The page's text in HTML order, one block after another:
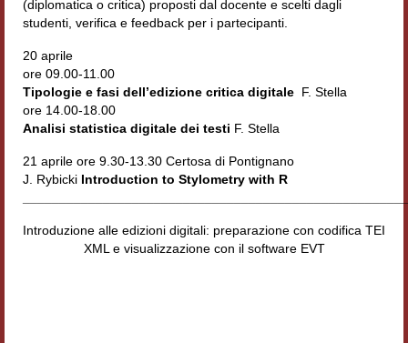
Semicerchio
Numeri
Indice 1986-2008
Sezioni bibliografiche
Poesia inglese postcoloniale
(diplomatica o critica) proposti dal docente e scelti dagli
studenti, verifica e feedback per i partecipanti.
20 aprile
ore 09.00-11.00
Tipologie e fasi dell’edizione critica digitale F. Stella
ore 14.00-18.00
Analisi statistica digitale dei testi F. Stella
21 aprile ore 9.30-13.30 Certosa di Pontignano
J. Rybicki Introduction to Stylometry with R
Introduzione alle edizioni digitali: preparazione con codifica TEI
XML e visualizzazione con il software EVT